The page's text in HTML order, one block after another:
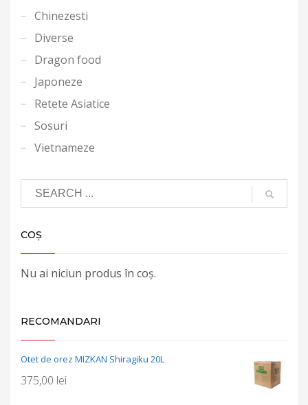
Chinezesti
Diverse
Dragon food
Japoneze
Retete Asiatice
Sosuri
Vietnameze
COȘ
Nu ai niciun produs în coș.
RECOMANDARI
Otet de orez MIZKAN Shiragiku 20L
375,00 lei